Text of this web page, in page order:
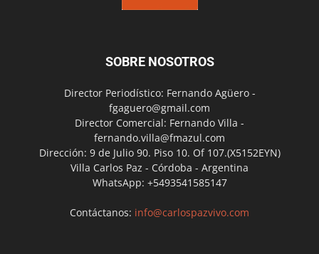
SOBRE NOSOTROS
Director Periodístico: Fernando Agüero -
fgaguero@gmail.com
Director Comercial: Fernando Villa -
fernando.villa@fmazul.com
Dirección: 9 de Julio 90. Piso 10. Of 107.(X5152EYN)
Villa Carlos Paz - Córdoba - Argentina
WhatsApp: +5493541585147
Contáctanos: info@carlospazvivo.com